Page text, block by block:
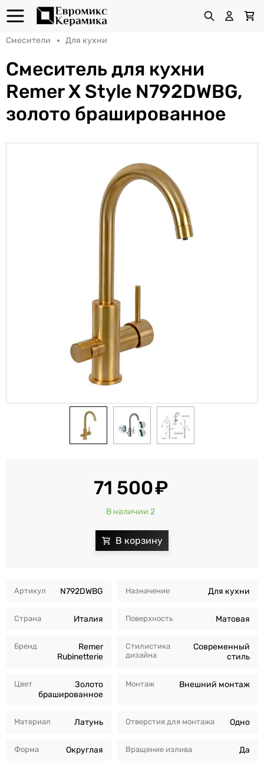
Смесители Для кухни
Cмеситель для кухни
Remer X Style N792DWBG,
золото брашированное
Артикул N792DWBG
Страна Италия
Бренд
Remer
Rubinetterie
Цвет
Золото
брашированное
Материал Латунь
Форма Округлая
Назначение Для кухни
Поверхность Матовая
Стилистика
дизайна
Современный
стиль
Монтаж Внешний монтаж
Отверстия для монтажа Одно
Вращение излива Да
71 500
В наличии 2